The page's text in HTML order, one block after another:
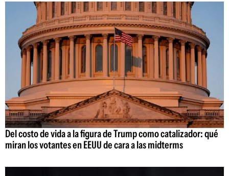
Del costo de vida a la figura de Trump como catalizador: qué
miran los votantes en EEUU de cara a las midterms